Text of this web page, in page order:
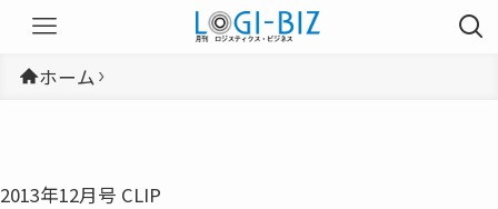
ホーム
2013年12月号 CLIP